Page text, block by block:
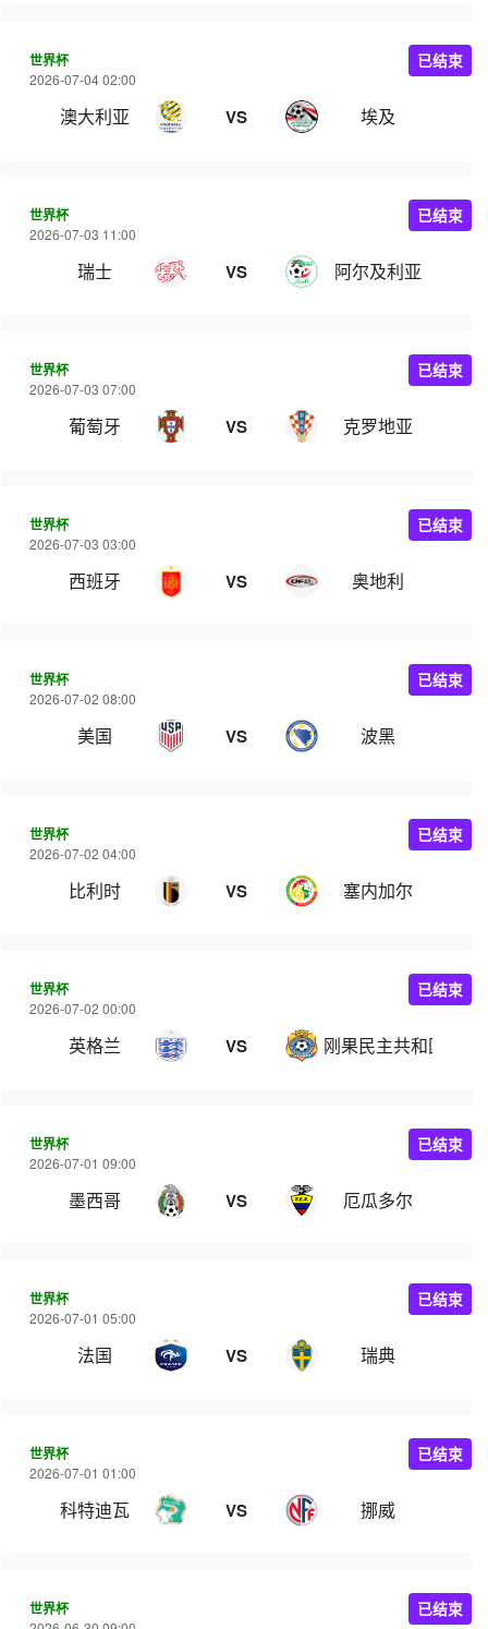
世界杯
2026-07-04 02:00
澳大利亚 VS 埃及
已结束
世界杯
2026-07-03 11:00
瑞士 VS 阿尔及利亚
已结束
世界杯
2026-07-03 07:00
葡萄牙 VS 克罗地亚
已结束
世界杯
2026-07-03 03:00
西班牙 VS 奥地利
已结束
世界杯
2026-07-02 08:00
美国 VS 波黑
已结束
世界杯
2026-07-02 04:00
比利时 VS 塞内加尔
已结束
世界杯
2026-07-02 00:00
英格兰 VS 刚果民主共和国
已结束
世界杯
2026-07-01 09:00
墨西哥 VS 厄瓜多尔
已结束
世界杯
2026-07-01 05:00
法国 VS 瑞典
已结束
世界杯
2026-07-01 01:00
科特迪瓦 VS 挪威
已结束
世界杯 已结束